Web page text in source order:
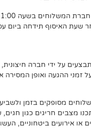
בבוקר.
ביום עסקים אחד נוסף.
חיצונית, ומרגע מסירת
המסירה אינה בידי בול
ולשביעות רצון מלאה,
חגים, עומסי תנועה,
העשויים לגרום